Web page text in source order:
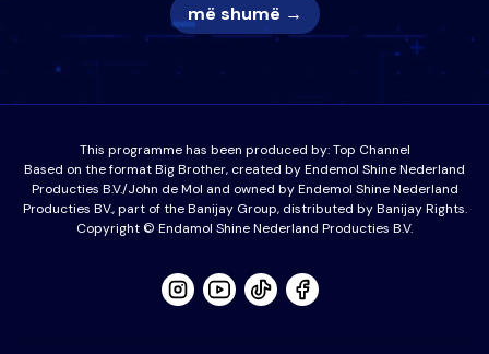
më shumë →
This programme has been produced by:Top Channel
Based on the format Big Brother, created by Endemol Shine Nederland
Producties B.V./John de Mol and owned by Endemol Shine Nederland
Producties BV., part of the Banijay Group, distributed by Banijay Rights.
Copyright © Endamol Shine Nederland Producties B.V.